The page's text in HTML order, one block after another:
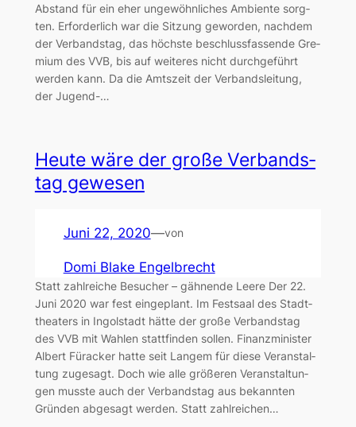
Abstand für ein eher unge­wöhn­li­ches Ambi­en­te sorg­
ten. Erfor­der­lich war die Sit­zung gewor­den, nach­dem
der Ver­bands­tag, das höchs­te beschluss­fas­sen­de Gre­
mi­um des VVB, bis auf wei­te­res nicht durch­ge­führt
wer­den kann. Da die Amts­zeit der Ver­bands­lei­tung,
der Jugend-…
Heu­te wäre der gro­ße Ver­bands­
tag gewe­sen
Juni 22, 2020—von
Domi Blake Engelbrecht
Statt zahl­rei­che Besu­cher – gäh­nen­de Lee­re Der 22.
Juni 2020 war fest ein­ge­plant. Im Fest­saal des Stadt­
thea­ters in Ingol­stadt hät­te der gro­ße Ver­bands­tag
des VVB mit Wah­len statt­fin­den sol­len. Finanz­mi­nis­ter
Albert Für­a­cker hat­te seit Lan­gem für die­se Ver­an­stal­
tung zuge­sagt. Doch wie alle grö­ße­ren Ver­an­stal­tun­
gen muss­te auch der Ver­bands­tag aus bekann­ten
Grün­den abge­sagt wer­den. Statt zahl­rei­chen…